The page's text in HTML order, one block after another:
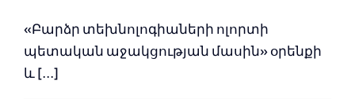
«Բարձր տեխնոլոգիաների ոլորտի
պետական աջակցության մասին» օրենքի
և [...]